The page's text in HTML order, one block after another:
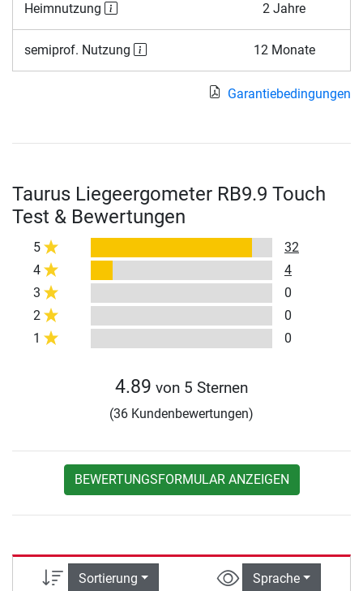
Heimnutzung 2 Jahre
semiprof. Nutzung 12 Monate
Garantiebedingungen
Taurus Liegeergometer RB9.9 Touch
Test & Bewertungen
5
32
4
4
3
0
2
0
1
0
4.89 von 5 Sternen
(36 Kundenbewertungen)
BEWERTUNGSFORMULAR ANZEIGEN
Sortierung Sprache